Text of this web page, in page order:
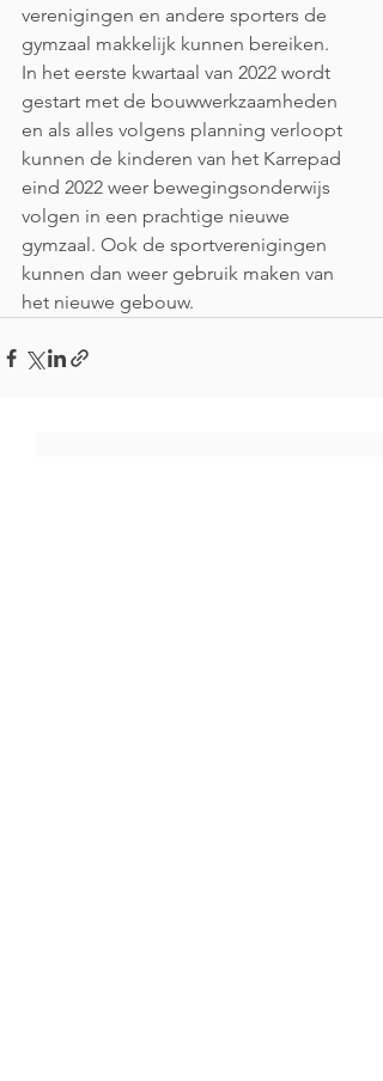
verenigingen en andere sporters de
gymzaal makkelijk kunnen bereiken.
In het eerste kwartaal van 2022 wordt
gestart met de bouwwerkzaamheden
en als alles volgens planning verloopt
kunnen de kinderen van het Karrepad
eind 2022 weer bewegingsonderwijs
volgen in een prachtige nieuwe
gymzaal. Ook de sportverenigingen
kunnen dan weer gebruik maken van
het nieuwe gebouw.